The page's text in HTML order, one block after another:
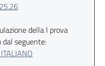
della I prova
seguente: